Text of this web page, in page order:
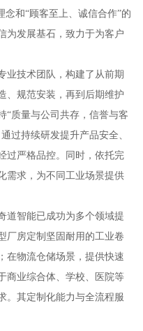
念和“顾客至上、诚信合作”的
为发展基石，致力于为客户
业技术团队，构建了从前期
、规范安装，再到后期维护
“质量与公司共存，信誉与客
过持续研发提升产品安全、
过严格品控。同时，依托完
需求，为不同工业场景提供
道智能已成功为多个领域提
厂房定制坚固耐用的工业卷
在物流仓储场景，提供快速
商业综合体、学校、医院等
。其定制化能力与全流程服